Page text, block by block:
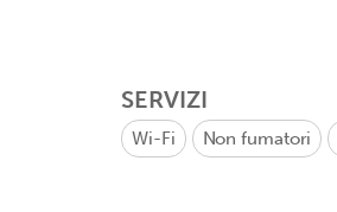
SERVIZI
Wi-Fi Non fumatori